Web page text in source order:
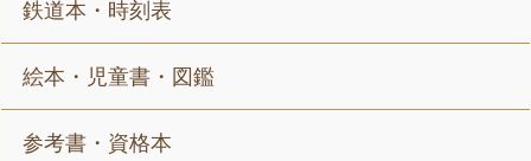
鉄道本・時刻表
絵本・児童書・図鑑
参考書・資格本